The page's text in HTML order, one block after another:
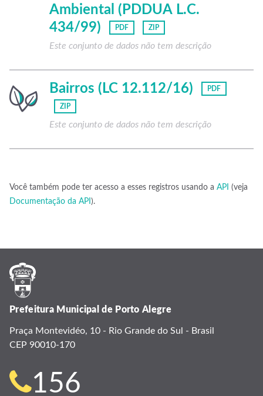
Ambiental (PDDUA L.C.
434/99)
PDF ZIP
Este conjunto de dados não tem descrição
Bairros (LC 12.112/16) PDF
ZIP
Este conjunto de dados não tem descrição
Você também pode ter acesso a esses registros usando a API (veja
Documentação da API ).
Prefeitura Municipal de Porto Alegre
Praça Montevidéo, 10 - Rio Grande do Sul - Brasil
CEP 90010-170
Telefone
156